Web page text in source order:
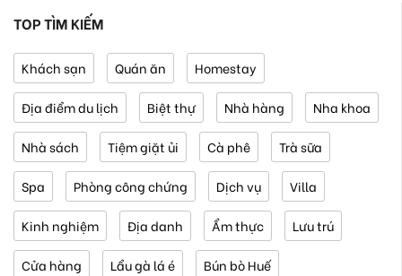
TOP TÌM KIẾM
Khách sạn Quán ăn Homestay
Địa điểm du lịch Biệt thự Nhà hàng Nha khoa
Nhà sách Tiệm giặt ủi Cà phê Trà sữa
Spa Phòng công chứng Dịch vụ Villa
Kinh nghiệm Địa danh Ẩm thực Lưu trú
Cửa hàng Lẩu gà lá é Bún bò Huế